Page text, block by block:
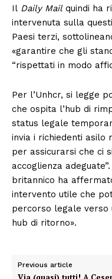
Il Daily Mailquindi ha
intervenuta sulla
Paesi terzi,
«garantire che gli
“rispettati in modo
Per l’Unhcr, si legge
che ospita l’hub di
status legale
invia i richiedenti asilo
per assicurarsi che ci
accoglienza
britannico ha
intervento utile che
percorso legale verso
hub di ritorno».
Previous article